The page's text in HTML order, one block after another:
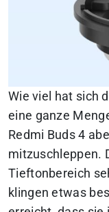
Wie viel hat sich
eine ganze
Redmi Buds 4
mitzuschleppen.
Tieftonbereich
klingen etwas